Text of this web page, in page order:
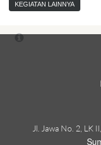
KEGIATAN LAINNYA
Jl. Jawa No. 2, LK